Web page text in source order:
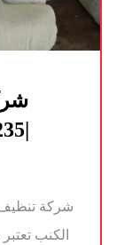
|0528935235|خبره سنين
شركة
الكنب